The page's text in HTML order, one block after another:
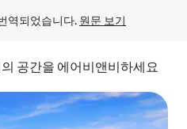
역되었습니다. 원문 보기
공간을 에어비앤비하세요